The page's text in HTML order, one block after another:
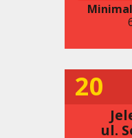
20
ul.